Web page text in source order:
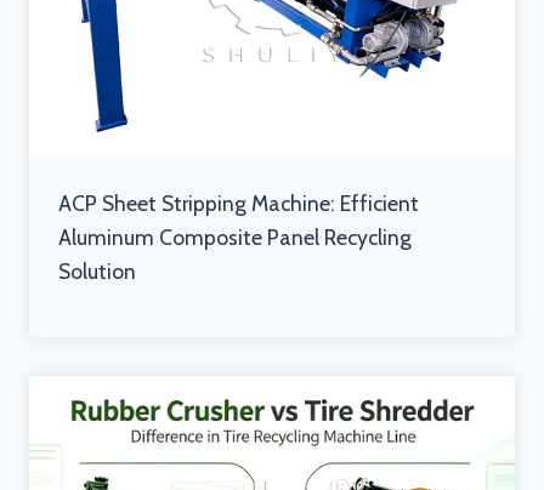
ACP Sheet Stripping Machine: Efficient
Aluminum Composite Panel Recycling
Solution